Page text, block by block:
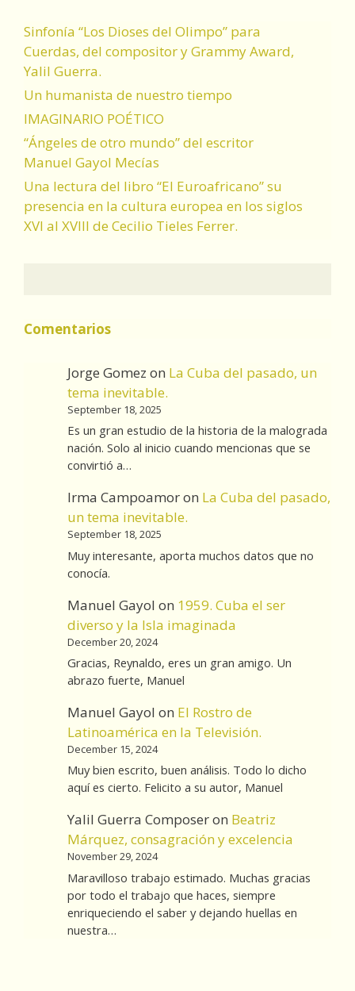
Sinfonía “Los Dioses del Olimpo” para
Cuerdas, del compositor y Grammy Award,
Yalil Guerra.
Un humanista de nuestro tiempo
IMAGINARIO POÉTICO
“Ángeles de otro mundo” del escritor
Manuel Gayol Mecías
Una lectura del libro “El Euroafricano” su
presencia en la cultura europea en los siglos
XVI al XVIII de Cecilio Tieles Ferrer.
Comentarios
Jorge Gomez on La Cuba del pasado, un
tema inevitable.
September 18, 2025
Es un gran estudio de la historia de la malograda
nación. Solo al inicio cuando mencionas que se
convirtió a…
Irma Campoamoron La Cuba del pasado,
un tema inevitable.
September 18, 2025
Muy interesante, aporta muchos datos que no
conocía.
Manuel Gayol on 1959. Cuba el ser
diverso y la Isla imaginada
December 20, 2024
Gracias, Reynaldo, eres un gran amigo. Un
abrazo fuerte, Manuel
Manuel Gayol on El Rostro de
Latinoamérica en la Televisión.
December 15, 2024
Muy bien escrito, buen análisis. Todo lo dicho
aquí es cierto. Felicito a su autor, Manuel
Yalil Guerra Composeron Beatriz
Márquez, consagración y excelencia
November 29, 2024
Maravilloso trabajo estimado. Muchas gracias
por todo el trabajo que haces, siempre
enriqueciendo el saber y dejando huellas en
nuestra…